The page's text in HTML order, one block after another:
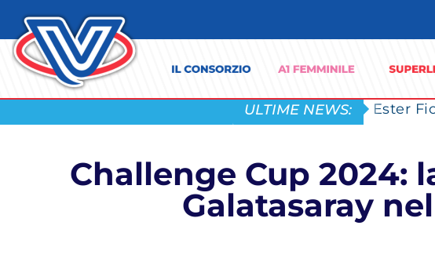
ULTIME NEWS: Ester
Challenge Cup 2024:
Galatasaray